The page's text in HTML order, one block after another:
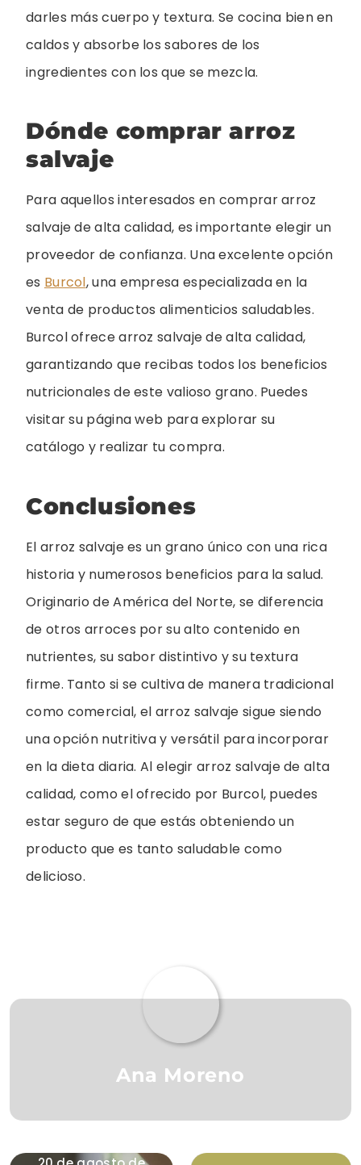
darles más cuerpo y textura. Se cocina bien en
caldos y absorbe los sabores de los
ingredientes con los que se mezcla.
Dónde comprar arroz
salvaje
Para aquellos interesados en comprar arroz
salvaje de alta calidad, es importante elegir un
proveedor de confianza. Una excelente opción
es Burcol, una empresa especializada en la
venta de productos alimenticios saludables.
Burcol ofrece arroz salvaje de alta calidad,
garantizando que recibas todos los beneficios
nutricionales de este valioso grano. Puedes
visitar su página web para explorar su
catálogo y realizar tu compra.
Conclusiones
El arroz salvaje es un grano único con una rica
historia y numerosos beneficios para la salud.
Originario de América del Norte, se diferencia
de otros arroces por su alto contenido en
nutrientes, su sabor distintivo y su textura
firme. Tanto si se cultiva de manera tradicional
como comercial, el arroz salvaje sigue siendo
una opción nutritiva y versátil para incorporar
en la dieta diaria. Al elegir arroz salvaje de alta
calidad, como el ofrecido por Burcol, puedes
estar seguro de que estás obteniendo un
producto que es tanto saludable como
delicioso.
Ana Moreno